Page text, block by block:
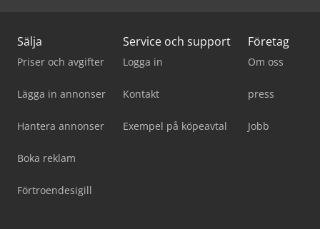
Sälja
Priser och avgifter
Lägga in annonser
Hantera annonser
Boka reklam
Förtroendesigill
Service och support
Logga in
Kontakt
Exempel på köpeavtal
Företag
Om oss
press
Jobb